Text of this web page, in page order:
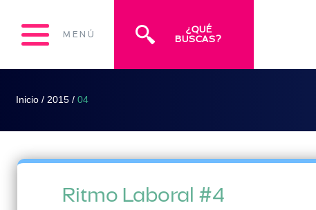
MENÚ
¿QUÉ
BUSCAS?
Inicio / 2015 / 04
Ritmo Laboral #4